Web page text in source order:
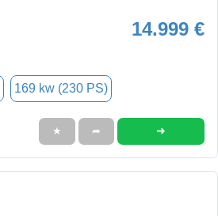
14.999 €
169 kw (230 PS)
★ ➦ ➜